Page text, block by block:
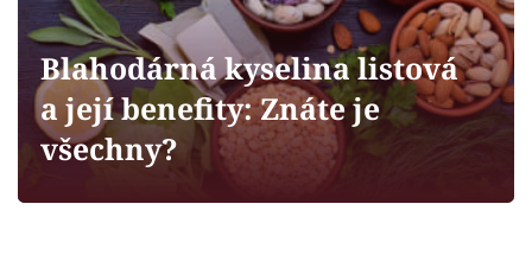
Sledujte prima+
Filmový festival Karlovy Vary
Blahodárná kyselina listová
a její benefity: Znáte je
všechny?